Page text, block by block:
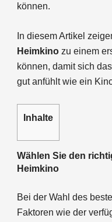
können.
In diesem Artikel
Heimkinozu einem
können, damit sich
gut anfühlt wie ein
Inhalte
Wählen Sie den
Heimkino
Bei der Wahl des
Faktoren wie der